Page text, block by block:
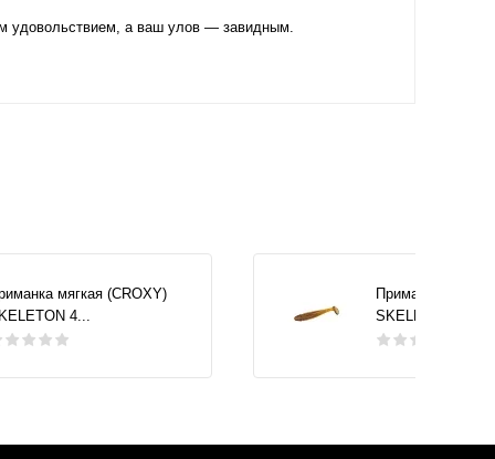
удовольствием, а ваш улов — завидным.
мягкая (CROXY)
4...
Приманка мягкая
SKELETON 4...